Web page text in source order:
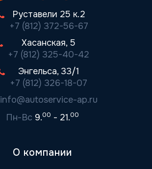
Руставели 25 к.2
+7 (812) 372-56-67
Хасанская, 5
+7 (812) 325-40-42
Энгельса, 33/1
+7 (812) 326-18-07
info@autoservice-ap.ru
Пн-Вс 9.00 - 21.00
О компании